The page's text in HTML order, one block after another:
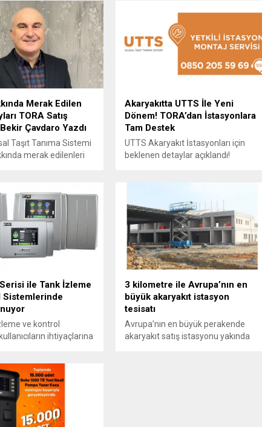
olmasını ve sonraki
7/24 çağrı merkezi
kolaylığı sağlıyor.
gücü olarak hazırlıkları tam olan
TORA-UTTS ekibi ile TORA
Merkezinde gerçekleştirilen UTTS –
Taşıt Tanıma Birimi (TTB) Montaj
işlemini inceledi! Çok yakında Taşıt
Tanıma Birimi Araç Montajları
Merak Edilen
TORA Satış
Çavdaro Yazdı
Taşıt Tanıma Sistemi
merak edilenleri
satışlarının
kalmıyor,
kayıt dışı ekonomi ile
ve vergi kayıplarının
büyük katkı
Akaryakıtta UTTS İle Yeni
Dönem! TORA’dan İstasyonlara
Tam Destek
UTTS Akaryakıt İstasyonları için
beklenen detaylar açıklandı!
ile Tank İzleme
Sistemlerinde
ve kontrol
ihtiyaçlarına
veya harici
Wi-Fi desteğine kadar
ihtiyaca cevap verecek
Bu özellikler,
3 kilometre ile Avrupa’nın en
büyük akaryakıt istasyon
tesisatı
Avrupa’nın en büyük perakende
akaryakıt satış istasyonu yakında